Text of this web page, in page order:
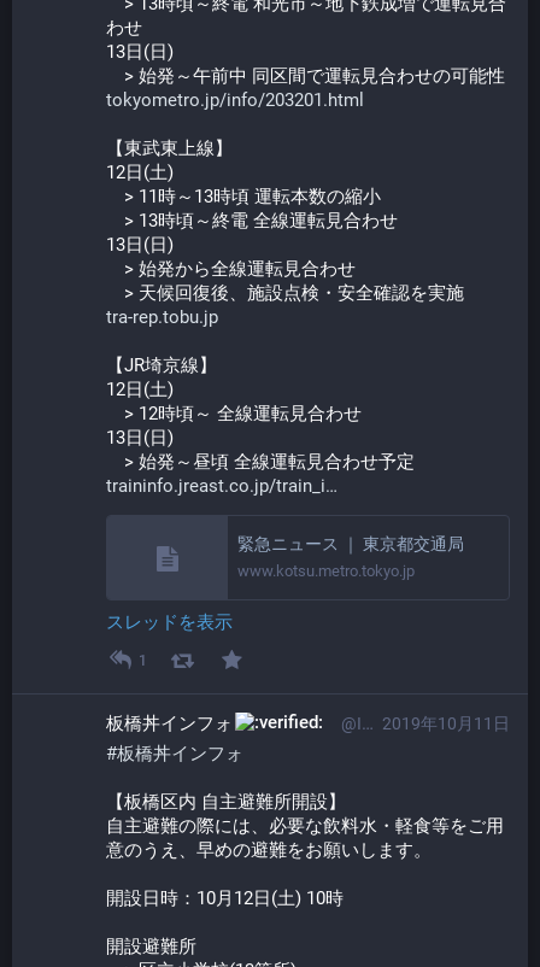
わせ
13日(日)
> 始発～午前中 同区間で運転見合わせの可能性
tokyometro.jp/info/203201.html
【東武東上線】
12日(土)
> 11時～13時頃 運転本数の縮小
> 13時頃～終電 全線運転見合わせ
13日(日)
> 始発から全線運転見合わせ
> 天候回復後、施設点検・安全確認を実施
tra-rep.tobu.jp
【JR埼京線】
12日(土)
> 12時頃～ 全線運転見合わせ
13日(日)
> 始発～昼頃 全線運転見合わせ予定
traininfo.jreast.co.jp/train_i
緊急ニュース ｜ 東京都交通局
www.kotsu.metro.tokyo.jp
スレッドを表示
1
2019年10月11日
板橋丼インフォ​ @Info@itabashi.0j0.jp
#板橋丼インフォ
【板橋区内 自主避難所開設】
自主避難の際には、必要な飲料水・軽食等をご用
意のうえ、早めの避難をお願いします。
開設日時：10月12日(土) 10時
開設避難所